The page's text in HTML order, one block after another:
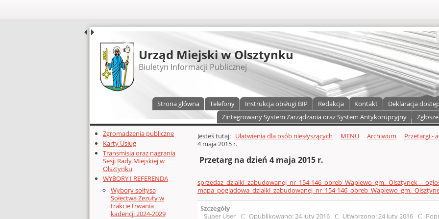
UDOSTĘPNIJ
Urząd Miejski w Olsztynku
Biuletyn Informacji Publicznej
Strona główna Telefony Instrukcja obsługi BIP Redakcja Kontakt Deklaracja
Zintegrowany System Zarządzania oraz System Antykorupcyjny
Dodatkowe zasoby (lewa kolumna)
Zgromadzenia publiczne
Karty Usług
Transmisja oraz nagrania
Sesji Rady Miejskiej w
Olsztynku
WYBORY I REFERENDA
Wybory sołtysa
Sołectwa Zezuty w
trakcie trwania
kadencji 2024-2029
Głównej zawartości
Jesteś tutaj: Ułatwienia dla osób niesłyszących MENU Archiwum Przetargi -
4 maja 2015 r.
Przetarg na dzień 4 maja 2015 r.
sprzedaz_dzialki_zabudowanej_nr_154-146_obreb_Waplewo_gm._Olsztynek_-
mapa_pogladowa_dzialki_zabudowanej_nr_154-
Szczegóły
Super User
Opublikowano: 24 luty 2016 Utworzono: 24 luty 2016